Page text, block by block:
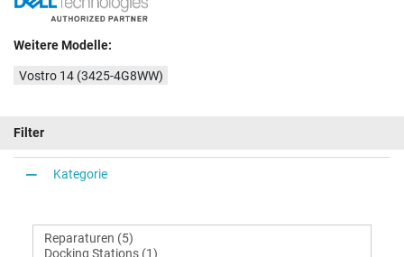
Weitere Modelle:
Vostro 14 (3425-4G8WW)
Filter
Kategorie